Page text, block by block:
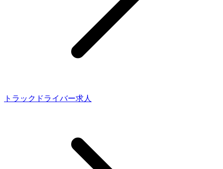
トラックドライバー求人